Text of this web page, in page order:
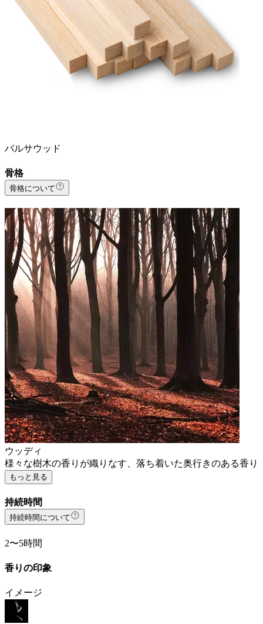
バルサウッド
骨格
骨格について
ウッディ
様々な樹木の香りが織りなす、落ち着いた奥行きのある香り
もっと見る
持続時間
持続時間について
2〜5時間
香りの印象
イメージ